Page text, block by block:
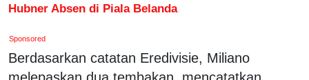
Hubner Absen di Piala Belanda
Sponsored
Berdasarkan catatan Eredivisie, Miliano